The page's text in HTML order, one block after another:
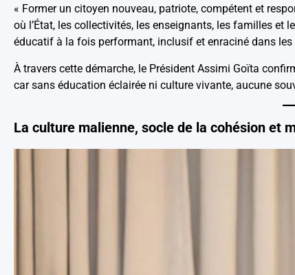
« Former un citoyen nouveau, patriote, compétent et
où l’État, les collectivités, les enseignants, les familles et
éducatif à la fois performant, inclusif et enraciné dans les
À travers cette démarche, le Président Assimi Goïta
car sans éducation éclairée ni culture vivante, aucune
La culture malienne, socle de la cohésion et